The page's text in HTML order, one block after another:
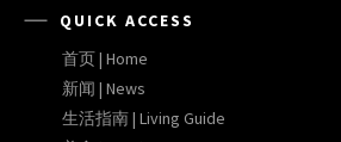
QUICK ACCESS
首页 | Home
新闻 | News
生活指南 | Living Guide